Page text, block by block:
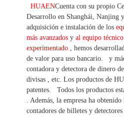
HUAENCuenta con su propio
Desarrollo en Shanghái, Nanjing
adquisición e instalación de los
más avanzados y al equipo
experimentado
hemos
de valor para uso bancario. y
contadora y detectora de dinero
divisas
etc. Los productos de
patentes.
Todos los productos
. Además, la empresa ha
contadores de billetes y